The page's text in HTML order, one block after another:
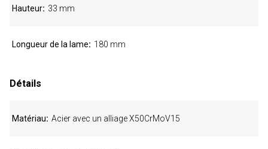
Hauteur 33 mm
Longueur de la lame 180 mm
Détails
Matériau Acier avec un alliage X50CrMoV15